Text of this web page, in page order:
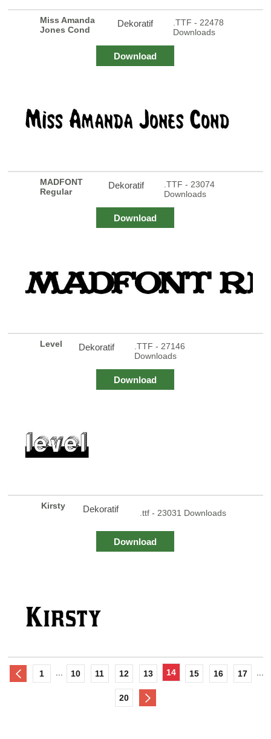
Miss Amanda
Jones Cond
Dekoratif
.TTF - 22478
Downloads
Download
MADFONT
Regular
Dekoratif
.TTF - 23074
Downloads
Download
Level Dekoratif
.TTF - 27146
Downloads
Download
Kirsty Dekoratif .ttf - 23031 Downloads
Download
1 10 11 12 13 14 15 16 17
20